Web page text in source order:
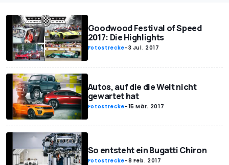
Goodwood Festival of Speed
2017: Die Highlights
Fotostrecke-3 Jul. 2017
Autos, auf die die Welt nicht
gewartet hat
Fotostrecke-15 Mär. 2017
So entsteht ein Bugatti Chiron
Fotostrecke-8 Feb. 2017